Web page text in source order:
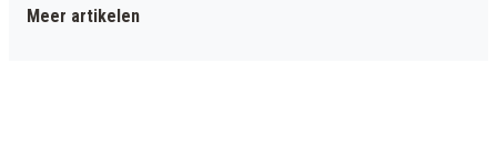
Meer artikelen